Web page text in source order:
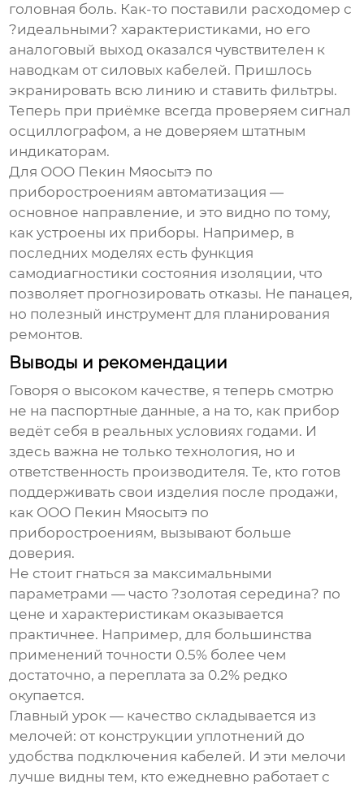
головная боль. Как-то поставили расходомер с
?идеальными? характеристиками, но его
аналоговый выход оказался чувствителен к
наводкам от силовых кабелей. Пришлось
экранировать всю линию и ставить фильтры.
Теперь при приёмке всегда проверяем сигнал
осциллографом, а не доверяем штатным
индикаторам.
Для ООО Пекин Мяосытэ по
приборостроениям автоматизация —
основное направление, и это видно по тому,
как устроены их приборы. Например, в
последних моделях есть функция
самодиагностики состояния изоляции, что
позволяет прогнозировать отказы. Не панацея,
но полезный инструмент для планирования
ремонтов.
Выводы и рекомендации
Говоря о высоком качестве, я теперь смотрю
не на паспортные данные, а на то, как прибор
ведёт себя в реальных условиях годами. И
здесь важна не только технология, но и
ответственность производителя. Те, кто готов
поддерживать свои изделия после продажи,
как ООО Пекин Мяосытэ по
приборостроениям, вызывают больше
доверия.
Не стоит гнаться за максимальными
параметрами — часто ?золотая середина? по
цене и характеристикам оказывается
практичнее. Например, для большинства
применений точности 0.5% более чем
достаточно, а переплата за 0.2% редко
окупается.
Главный урок — качество складывается из
мелочей: от конструкции уплотнений до
удобства подключения кабелей. И эти мелочи
лучше видны тем, кто ежедневно работает с